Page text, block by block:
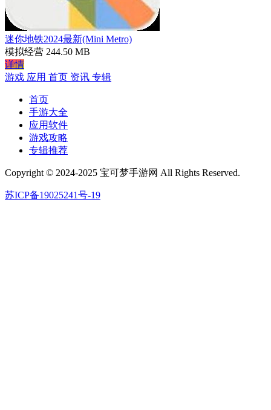
迷你地铁2024最新(Mini Metro)
模拟经营 244.50 MB
详情
游戏 应用 首页 资讯 专辑
首页
手游大全
应用软件
游戏攻略
专辑推荐
Copyright © 2024-2025 宝可梦手游网 All Rights Reserved.
苏ICP备19025241号-19